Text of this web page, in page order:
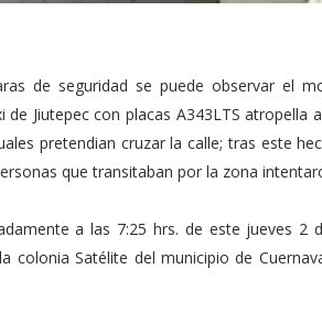
de seguridad se puede observar el
Jiutepec con placas A343LTS atropella
pretendian cruzar la calle; tras este
que transitaban por la zona
a las 7:25 hrs. de este jueves 2
colonia Satélite del municipio de